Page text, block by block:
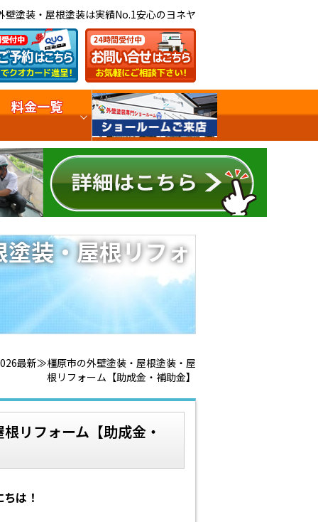
壁塗装・屋根塗装は実績No.1安心のヨネヤ
料金一覧
装・屋根リフォ
最新≫橿原市の外壁塗装・屋根塗装・屋
根リフォーム【助成金・補助金】
リフォーム【助成金・
は！